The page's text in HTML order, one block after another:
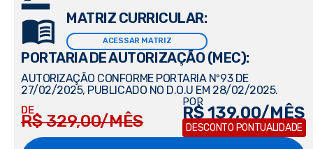
MATRIZ CURRICULAR:
ACESSAR MATRIZ
PORTARIA DE AUTORIZAÇÃO (MEC):
AUTORIZAÇÃO CONFORME PORTARIA Nº93 DE
27/02/2025, PUBLICADO NO D.O.U EM 28/02/2025.
DE
R$ 329,00/MÊS
POR
R$ 139,00/MÊS
DESCONTO PONTUALIDADE